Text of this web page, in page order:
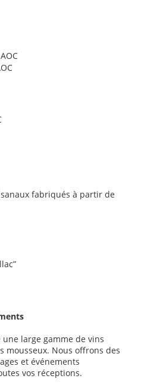
fabriqués à partir de
une large gamme de vins
mousseux. Nous offrons des
et événements
vos réceptions.